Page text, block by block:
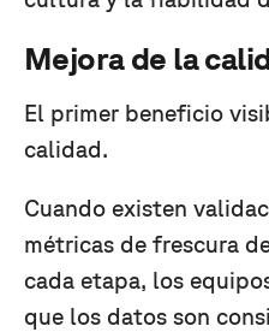
Mejora de la
El primer beneficio
calidad.
Cuando existen
métricas de frescura
cada etapa, los
que los datos son